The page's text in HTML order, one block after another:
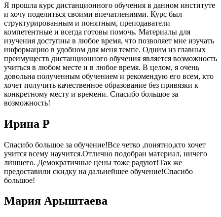
Я прошла курс дистанционного обучения в данном институте
и хочу поделиться своими впечатлениями. Курс был
структурированным и понятным, преподаватели
компетентные и всегда готовы помочь. Материалы для
изучения доступны в любое время, что позволяет мне изучать
информацию в удобном для меня темпе. Одним из главных
преимуществ дистанционного обучения является возможность
учиться в любом месте и в любое время. В целом, я очень
довольна полученным обучением и рекомендую его всем, кто
хочет получить качественное образование без привязки к
конкретному месту и времени. Спасибо большое за
возможность!
Ирина Р
Спасибо большое за обучение!Все четко ,понятно,кто хочет
учится всему научится.Отлично подобран материал, ничего
лишнего. Демократичные цены тоже радуют!Так же
предоставили скидку на дальнейшее обучение!Спасибо
большое!
Мария Арыштаева